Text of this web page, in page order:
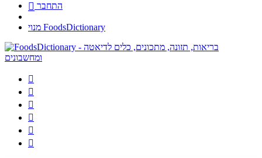
 התחבר
מנוי FoodsDictionary





